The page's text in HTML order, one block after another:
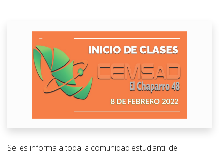
Se les informa a toda la comunidad estudiantil del